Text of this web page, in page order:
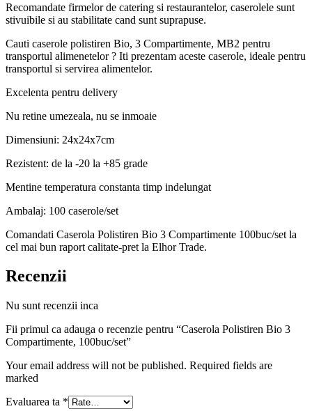
Recomandate firmelor de catering si restaurantelor, caserolele sunt
stivuibile si au stabilitate cand sunt suprapuse.
Cauti caserole polistiren Bio, 3 Compartimente, MB2 pentru
transportul alimenetelor ? Iti prezentam aceste caserole, ideale pentru
transportul si servirea alimentelor.
Excelenta pentru delivery
Nu retine umezeala, nu se inmoaie
Dimensiuni: 24x24x7cm
Rezistent: de la -20 la +85 grade
Mentine temperatura constanta timp indelungat
Ambalaj: 100 caserole/set
Comandati Caserola Polistiren Bio 3 Compartimente 100buc/set la
cel mai bun raport calitate-pret la Elhor Trade.
Recenzii
Nu sunt recenzii inca
Fii primul ca adauga o recenzie pentru “Caserola Polistiren Bio 3
Compartimente, 100buc/set”
Your email address will not be published. Required fields are
marked
Evaluarea ta *